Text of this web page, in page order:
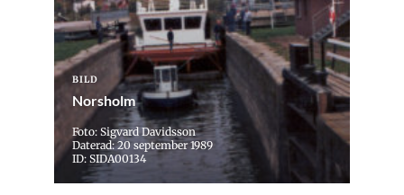
BILD
Norsholm
Foto: Sigvard Davidsson
Daterad: 20 september 1989
ID: SIDA00134